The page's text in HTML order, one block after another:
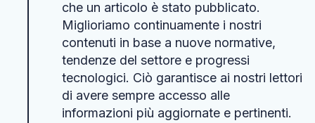
che un articolo è stato pubblicato.
Miglioriamo continuamente i nostri
contenuti in base a nuove normative,
tendenze del settore e progressi
tecnologici. Ciò garantisce ai nostri lettori
di avere sempre accesso alle
informazioni più aggiornate e pertinenti.